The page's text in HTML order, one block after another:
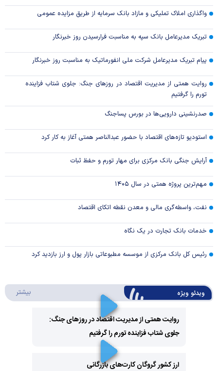
واگذاری املاک تملیکی و مازاد بانک سرمایه از طریق مزایده عمومی
تبریک مدیرعامل بانک سپه به مناسبت فرارسیدن روز خبرنگار
پیام تبریک مدیرعامل شرکت ملی انفورماتیک به مناسبت روز خبرنگار
روایت همتی از مدیریت اقتصاد در روزهای جنگ: جلوی شتاب فزاینده
تورم را گرفتیم
صدرنشینی دارویی‌ها در بورس پساجنگ
استودیو تازه‌های اقتصاد با حضور عبدالناصر همتی آغاز به کار کرد
آرایش جنگی بانک مرکزی برای مهار تورم و حفظ ثبات
مهم‌ترین پروژه همتی در سال ۱۴۰۵
نفت، واسطه‌گری مالی و معدن نقطه اتکای اقتصاد
خدمات بانک تجارت در یک نگاه
رئیس کل بانک مرکزی از موسسه مطبوعاتی بازار پول و ارز بازدید کرد
ویدئو ویژه بیشتر
Play
Video
روایت همتی از مدیریت اقتصاد در روزهای جنگ:
جلوی شتاب فزاینده تورم را گرفتیم
ارز کشور گروگان کارت‌های بازرگانی